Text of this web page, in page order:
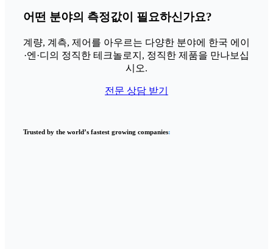
어떤 분야의 측정값이 필요하신가요?
계량, 계측, 제어를 아우르는 다양한 분야에 한국 에이
·엔·디의 정직한 테크놀로지, 정직한 제품을 만나보십
시오.
전문 상담 받기
Trusted by the world’s fastest growing companies: